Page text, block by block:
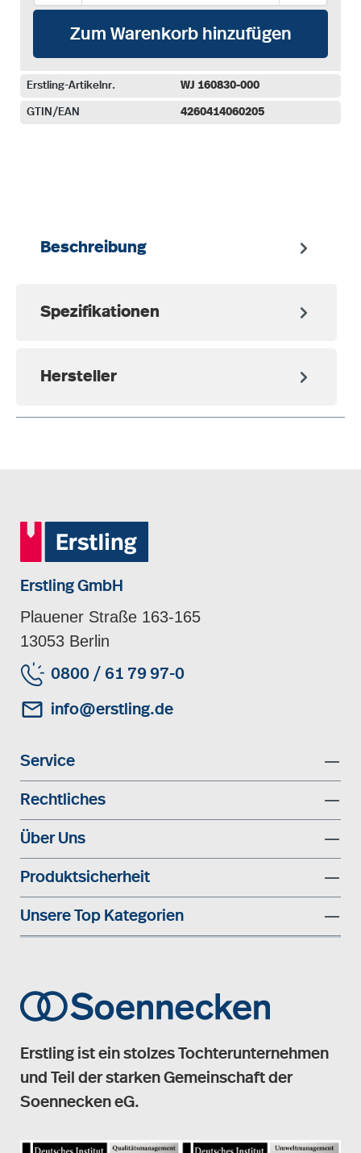
Zum Warenkorb hinzufügen
Erstling-Artikelnr. WJ 160830-000
GTIN/EAN 4260414060205
Beschreibung
Spezifikationen
Hersteller
Erstling GmbH
Plauener Straße 163-165
13053 Berlin
0800 / 61 79 97-0
info@erstling.de
Service
Rechtliches
Über Uns
Produktsicherheit
Unsere Top Kategorien
Erstling ist ein stolzes Tochterunternehmen
und Teil der starken Gemeinschaft der
Soennecken eG.